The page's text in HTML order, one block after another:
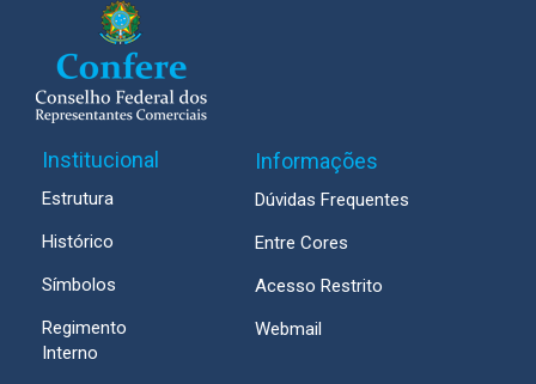
Institucional
Estrutura
Histórico
Símbolos
Regimento
Interno
Informações
Dúvidas Frequentes
Entre Cores
Acesso Restrito
Webmail